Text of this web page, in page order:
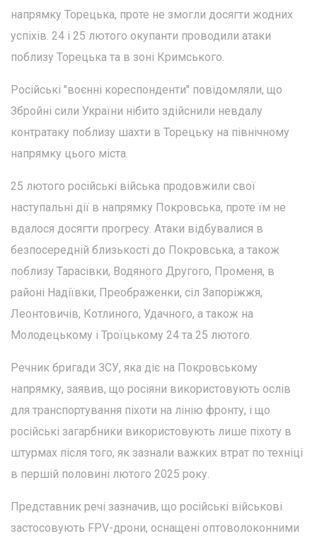
напрямку Торецька, проте не змогли досягти жодних
успіхів. 24 і 25 лютого окупанти проводили атаки
поблизу Торецька та в зоні Кримського.
Російські "воєнні кореспонденти" повідомляли, що
Збройні сили України нібито здійснили невдалу
контратаку поблизу шахти в Торецьку на північному
напрямку цього міста.
25 лютого російські війська продовжили свої
наступальні дії в напрямку Покровська, проте їм не
вдалося досягти прогресу. Атаки відбувалися в
безпосередній близькості до Покровська, а також
поблизу Тарасівки, Водяного Другого, Променя, в
районі Надіївки, Преображенки, сіл Запоріжжя,
Леонтовичів, Котлиного, Удачного, а також на
Молодецькому і Троїцькому 24 та 25 лютого.
Речник бригади ЗСУ, яка діє на Покровському
напрямку, заявив, що росіяни використовують ослів
для транспортування піхоти на лінію фронту, і що
російські загарбники використовують лише піхоту в
штурмах після того, як зазнали важких втрат по техніці
в першій половині лютого 2025 року.
Представник речі зазначив, що російські військові
застосовують FPV-дрони, оснащені оптоволоконними